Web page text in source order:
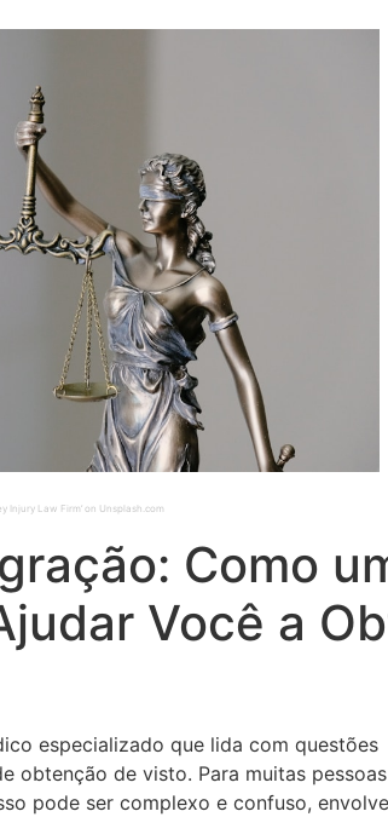
Injury Law Firm’ on Unsplash.com
Como
Você a
especializado que lida com questões
obtenção de visto. Para muitas
pode ser complexo e confuso,